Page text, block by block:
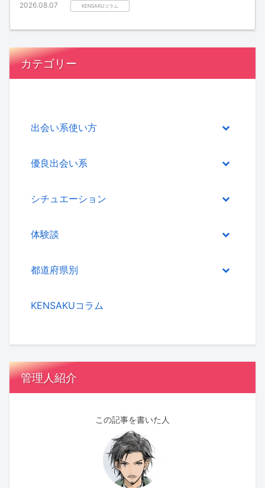
2026.08.07 KENSAKUコラム
カテゴリー
出会い系使い方
優良出会い系
シチュエーション
体験談
都道府県別
KENSAKUコラム
管理人紹介
この記事を書いた人